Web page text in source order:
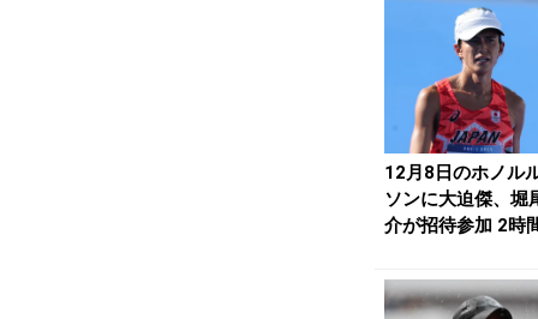
12月8日のホノル
ソンに大迫傑、堀
介が招待参加 2時